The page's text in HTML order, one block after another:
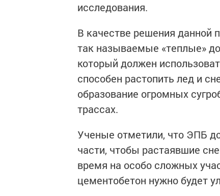
исследования.
В качестве решения данной
так называемые «теплые»
который должен
способен растопить лед и
образование огромных
трассах.
Ученые отметили, что ЭПБ
части, чтобы растаявшие
время на особо сложных
цементобетон нужно будет